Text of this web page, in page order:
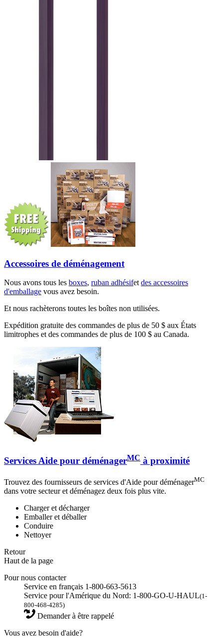
Accessoires de déménagement
Nous avons tous les boxes, ruban adhésifetdes accessoires
d'emballage vous avez besoin.
Et nous rachèterons toutes les boîtes non utilisées.
Expédition gratuite des commandes de plus de 50 $ aux États
limitrophes et des commandes de plus de 100 $ au Canada.
Services Aide pour déménagerMC à proximité
Trouvez des fournisseurs de services d'Aide pour déménagerMC
dans votre secteur et déménagez deux fois plus vite.
Charger et décharger
Emballer et déballer
Conduire
Nettoyer
Retour
Haut de la page
Pour nous contacter
Service en français 1-800-663-5613
Service pour l'Amérique du Nord: 1-800-GO-U-HAUL(1-
800-468-4285)
Demander à être rappelé
Vous avez besoin d'aide?